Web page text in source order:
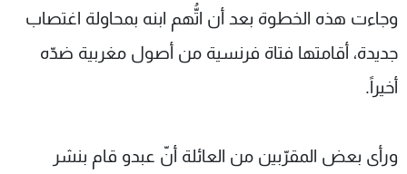
وجاءت هذه الخطوة بعد أن اتُّهم ابنه بمحاولة اغتصاب
جديدة، أقامتها فتاة فرنسية من أصول مغربية ضدّه
أخيراً.
ورأى بعض المقرّبين من العائلة أنّ عبدو قام بنشر